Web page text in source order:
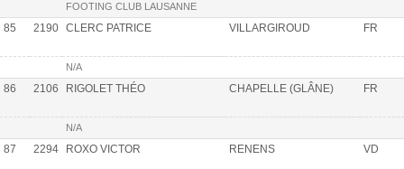
FOOTING CLUB LAUSANNE
85 2190 CLERC PATRICE VILLARGIROUD FR
N/A
86 2106 RIGOLET THÉO CHAPELLE (GLÂNE) FR
N/A
87 2294 ROXO VICTOR RENENS VD